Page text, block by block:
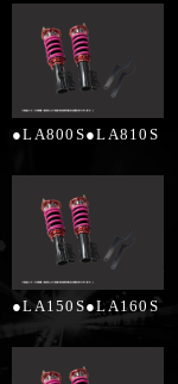
●LA800S●LA810S
●LA150S●LA160S